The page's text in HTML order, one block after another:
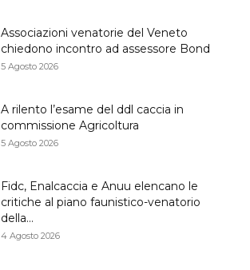
Associazioni venatorie del Veneto
chiedono incontro ad assessore Bond
5 Agosto 2026
A rilento l’esame del ddl caccia in
commissione Agricoltura
5 Agosto 2026
Fidc, Enalcaccia e Anuu elencano le
critiche al piano faunistico-venatorio
della...
4 Agosto 2026